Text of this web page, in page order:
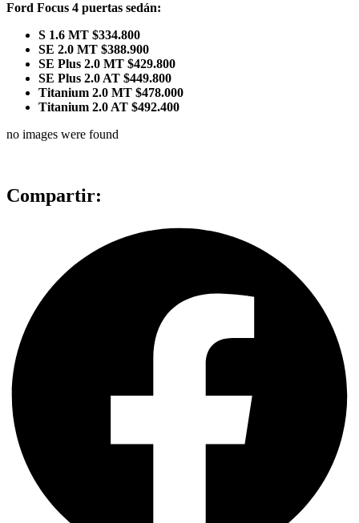
Ford Focus 4 puertas sedán:
S 1.6 MT $334.800
SE 2.0 MT $388.900
SE Plus 2.0 MT $429.800
SE Plus 2.0 AT $449.800
Titanium 2.0 MT $478.000
Titanium 2.0 AT $492.400
no images were found
Compartir: